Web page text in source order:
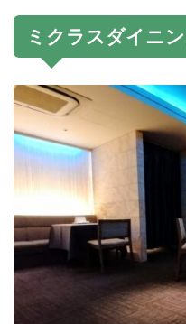
ミクラスダイニ